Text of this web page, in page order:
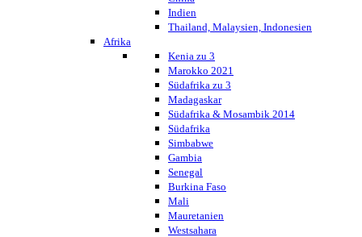
Indien
Thailand, Malaysien, Indonesien
Afrika
Kenia zu 3
Marokko 2021
Südafrika zu 3
Madagaskar
Südafrika & Mosambik 2014
Südafrika
Simbabwe
Gambia
Senegal
Burkina Faso
Mali
Mauretanien
Westsahara